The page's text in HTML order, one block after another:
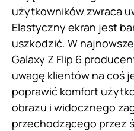
użytkowników zwraca
Elastyczny ekran jest
uszkodzić. W
Galaxy Z Flip 6
uwagę klientów na coś
poprawić komfort
obrazu i widocznego
przechodzącego przez